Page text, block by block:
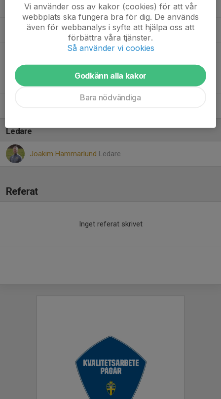
25. Vincent Ekström
27. Mohammed-Amine Jamal
37. Viggo Hammarlund
Ledare
Joakim Hammarlund Ledare
Referat
Inget referat skrivet
Vi använder oss av kakor (cookies) för att vår
webbplats ska fungera bra för dig. De används
även för webbanalys i syfte att hjälpa oss att
förbättra våra tjänster.
Så använder vi cookies
Godkänn alla kakor
Bara nödvändiga